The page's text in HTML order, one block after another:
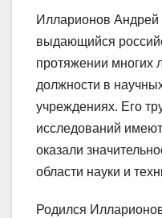
Илларионов Андрей
выдающийся
протяжении многих
должности в
учреждениях. Его
исследований
оказали
области науки и
Родился